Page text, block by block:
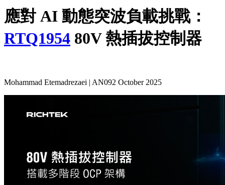
應對 AI 動態突波負載挑戰：
RTQ1954 80V 熱插拔控制器
Mohammad Etemadrezaei | AN092 October 2025